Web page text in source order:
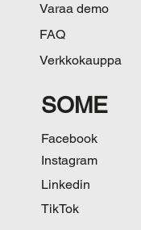
Varaa demo
FAQ
Verkkokauppa
SOME
Facebook
Instagram
Linkedin
TikTok